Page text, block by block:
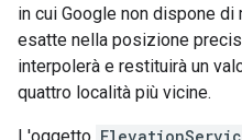
in cui Google non dispone
esatte nella posizione
interpolerà e restituirà un
quattro località più vicine.